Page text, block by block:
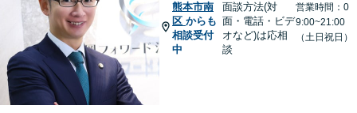
熊本市南
区 からも
相談受付
中
面談方法(対
面・電話・ビデ
オなど)は応相
談
営業時間：0
9:00~21:00
（土日祝日）